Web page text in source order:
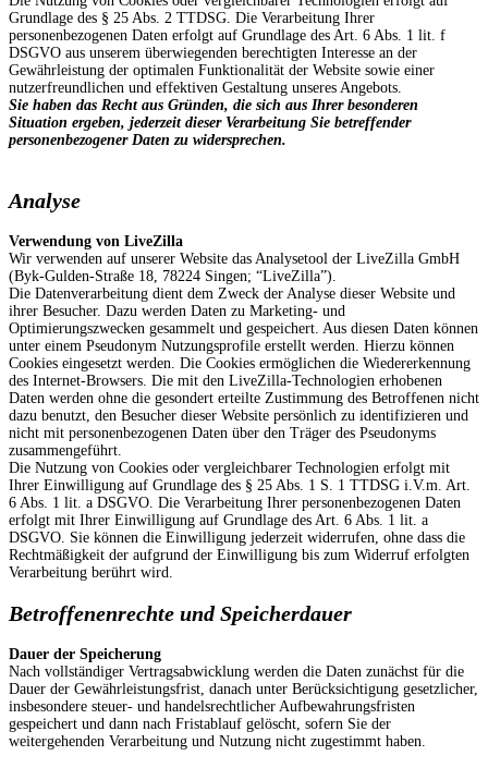
Grundlage des § 25 Abs. 2 TTDSG. Die Verarbeitung Ihrer
personenbezogenen Daten erfolgt auf Grundlage des Art. 6 Abs. 1 lit. f
DSGVO aus unserem überwiegenden berechtigten Interesse an der
Gewährleistung der optimalen Funktionalität der Website sowie einer
nutzerfreundlichen und effektiven Gestaltung unseres Angebots.
Sie haben das Recht aus Gründen, die sich aus Ihrer besonderen
Situation ergeben, jederzeit dieser Verarbeitung Sie betreffender
personenbezogener Daten zu widersprechen.
Analyse
Verwendung von LiveZilla
Wir verwenden auf unserer Website das Analysetool der LiveZilla GmbH
(Byk-Gulden-Straße 18, 78224 Singen; “LiveZilla”).
Die Datenverarbeitung dient dem Zweck der Analyse dieser Website und
ihrer Besucher. Dazu werden Daten zu Marketing- und
Optimierungszwecken gesammelt und gespeichert. Aus diesen Daten können
unter einem Pseudonym Nutzungsprofile erstellt werden. Hierzu können
Cookies eingesetzt werden. Die Cookies ermöglichen die Wiedererkennung
des Internet-Browsers. Die mit den LiveZilla-Technologien erhobenen
Daten werden ohne die gesondert erteilte Zustimmung des Betroffenen nicht
dazu benutzt, den Besucher dieser Website persönlich zu identifizieren und
nicht mit personenbezogenen Daten über den Träger des Pseudonyms
zusammengeführt.
Die Nutzung von Cookies oder vergleichbarer Technologien erfolgt mit
Ihrer Einwilligung auf Grundlage des § 25 Abs. 1 S. 1 TTDSG i.V.m. Art.
6 Abs. 1 lit. a DSGVO. Die Verarbeitung Ihrer personenbezogenen Daten
erfolgt mit Ihrer Einwilligung auf Grundlage des Art. 6 Abs. 1 lit. a
DSGVO. Sie können die Einwilligung jederzeit widerrufen, ohne dass die
Rechtmäßigkeit der aufgrund der Einwilligung bis zum Widerruf erfolgten
Verarbeitung berührt wird.
Betroffenenrechte und Speicherdauer
Dauer der Speicherung
Nach vollständiger Vertragsabwicklung werden die Daten zunächst für die
Dauer der Gewährleistungsfrist, danach unter Berücksichtigung gesetzlicher,
insbesondere steuer- und handelsrechtlicher Aufbewahrungsfristen
gespeichert und dann nach Fristablauf gelöscht, sofern Sie der
weitergehenden Verarbeitung und Nutzung nicht zugestimmt haben.